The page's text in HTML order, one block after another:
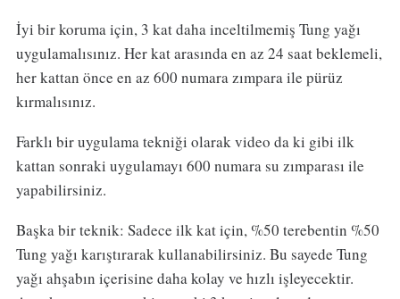
İyi bir koruma için, 3 kat daha inceltilmemiş Tung yağı
uygulamalısınız. Her kat arasında en az 24 saat beklemeli,
her kattan önce en az 600 numara zımpara ile pürüz
kırmalısınız.
Farklı bir uygulama tekniği olarak video da ki gibi ilk
kattan sonraki uygulamayı 600 numara su zımparası ile
yapabilirsiniz.
Başka bir teknik: Sadece ilk kat için, %50 terebentin %50
Tung yağı karıştırarak kullanabilirsiniz. Bu sayede Tung
yağı ahşabın içerisine daha kolay ve hızlı işleyecektir.